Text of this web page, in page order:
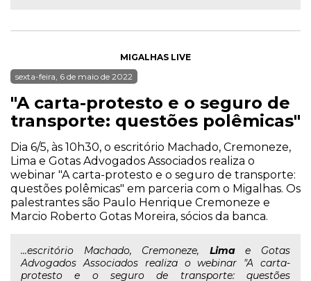
MIGALHAS LIVE
sexta-feira, 6 de maio de 2022
"A carta-protesto e o seguro de
transporte: questões polêmicas"
Dia 6/5, às 10h30, o escritório Machado, Cremoneze,
Lima e Gotas Advogados Associados realiza o
webinar "A carta-protesto e o seguro de transporte:
questões polêmicas" em parceria com o Migalhas. Os
palestrantes são Paulo Henrique Cremoneze e
Marcio Roberto Gotas Moreira, sócios da banca.
...escritório Machado, Cremoneze, Limae Gotas
Advogados Associados realiza o webinar "A carta-
protesto e o seguro de transporte: questões